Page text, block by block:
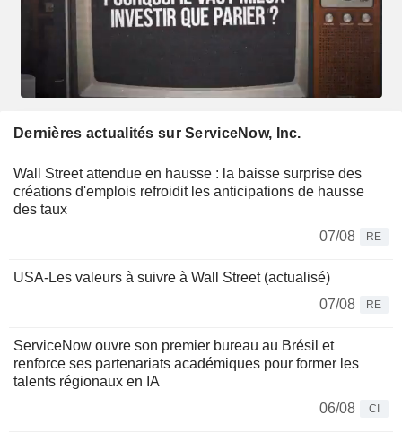
Dernières actualités sur ServiceNow, Inc.
Wall Street attendue en hausse : la baisse surprise des
créations d'emplois refroidit les anticipations de hausse
des taux
07/08
RE
USA-Les valeurs à suivre à Wall Street (actualisé)
07/08
RE
ServiceNow ouvre son premier bureau au Brésil et
renforce ses partenariats académiques pour former les
talents régionaux en IA
06/08
CI